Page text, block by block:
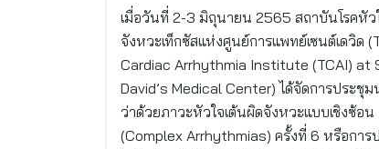
เมื่อวันที่ 2-3 มิถุนายน 2565 สถาบันโรคหัว
จังหวะเท็กซัสแห่งศูนย์การแพทย์เซนต์เดวิด
Cardiac Arrhythmia Institute (TCAI) at
David’s Medical Center) ได้จัดการประชุ
ว่าด้วยภาวะหัวใจเต้นผิดจังหวะแบบเชิงซ้อน
(Complex Arrhythmias) ครั้งที่ 6 หรือการ